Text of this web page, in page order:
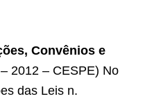
Convênios e
2012 – CESPE) No
das Leis n.